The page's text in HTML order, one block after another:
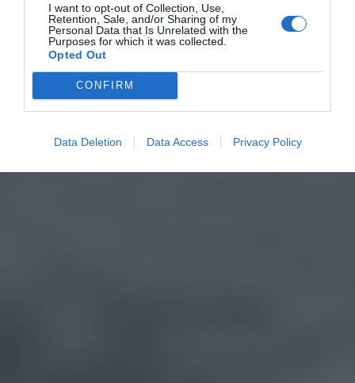
I want to opt-out of Collection, Use,
Retention, Sale, and/or Sharing of my
Personal Data that Is Unrelated with the
Purposes for which it was collected.
Opted Out
CONFIRM
Data Deletion Data Access Privacy Policy